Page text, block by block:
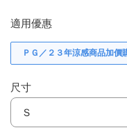
適用優惠
ＰＧ／２３年涼感商品加價
尺寸